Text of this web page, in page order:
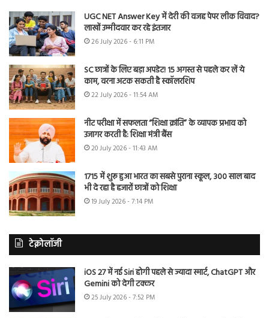
UGC NET Answer Key में देरी की वजह पेपर लीक विवाद?
लाखों उम्मीदवार कर रहे इंतजार
26 July 2026 - 6:11 PM
SC छात्रों के लिए बड़ा अपडेट! 15 अगस्त से पहले कर लें ये
काम, वरना अटक सकती है स्कॉलरशिप
22 July 2026 - 11:54 AM
नीट परीक्षा में सफलता “शिक्षा क्रांति” के व्यापक प्रभाव को
उजागर करती है: शिक्षा मंत्री बैंस
20 July 2026 - 11:43 AM
1715 में शुरू हुआ भारत का सबसे पुराना स्कूल, 300 साल बाद
भी दे रहा है हजारों छात्रों को शिक्षा
19 July 2026 - 7:14 PM
टेक्नोलॉजी
iOS 27 में नई Siri होगी पहले से ज्यादा स्मार्ट, ChatGPT और
Gemini को देगी टक्कर
25 July 2026 - 7:52 PM